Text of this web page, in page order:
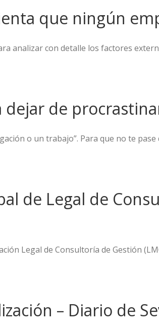
que ningún
analizar con detalle los factores
dejar de
o un trabajo”. Para que no te
de Legal de
Legal de Consultoría de Gestión
– Diario de